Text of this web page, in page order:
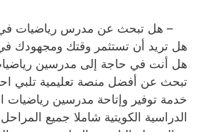
– هل تبحث عن مدرس رياضيات في
هل تريد أن تستثمر وقتك ومجهودك
هل أنت في حاجة إلى مدرسين
تبحث عن أفضل منصة تعليمية تلبي
خدمة توفير وإتاحة مدرسين رياضيات
الدراسية الكويتية شاملا جميع